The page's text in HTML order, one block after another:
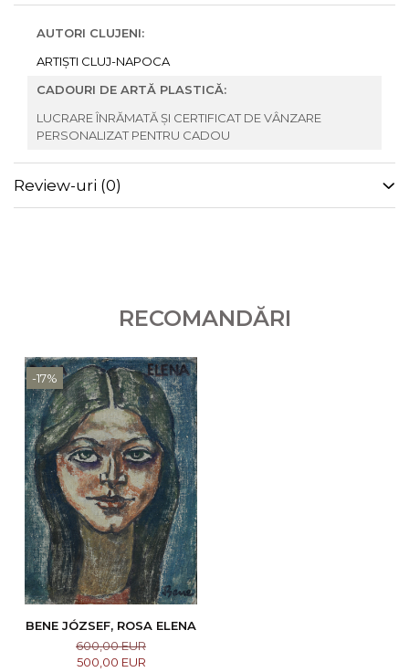
AUTORI CLUJENI:
ARTIȘTI CLUJ-NAPOCA
CADOURI DE ARTĂ PLASTICĂ:
LUCRARE ÎNRĂMATĂ ȘI CERTIFICAT DE VÂNZARE
PERSONALIZAT PENTRU CADOU
Review-uri (0)
RECOMANDĂRI
-17%
BENE JÓZSEF, ROSA ELENA
600,00 EUR
500,00 EUR